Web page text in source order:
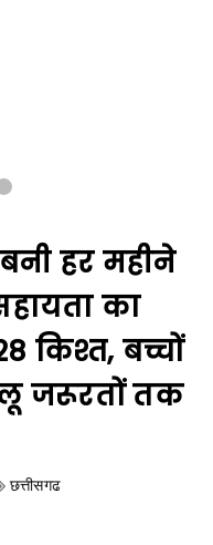
हर महीने
का
बच्चों
जरूरतों तक
छत्तीसगढ